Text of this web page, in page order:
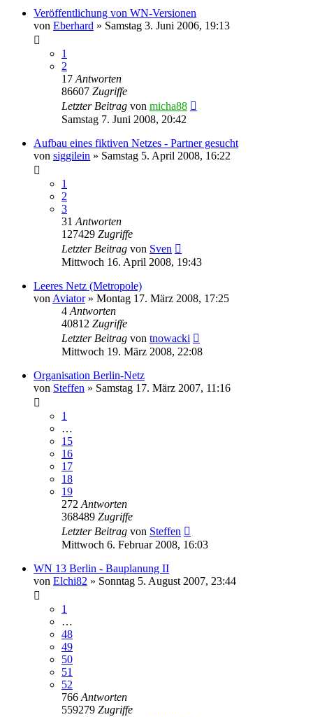
Veröffentlichung von WN-Versionen
von Eberhard » Samstag 3. Juni 2006, 19:13
1
2
17 Antworten
86607 Zugriffe
Letzter Beitrag von micha88
Samstag 7. Juni 2008, 20:42
Aufbau eines fiktiven Netzes - Partner gesucht
von siggilein » Samstag 5. April 2008, 16:22
1
2
3
31 Antworten
127429 Zugriffe
Letzter Beitrag von Sven
Mittwoch 16. April 2008, 19:43
Leeres Netz (Metropole)
von Aviator» Montag 17. März 2008, 17:25
4 Antworten
40812 Zugriffe
Letzter Beitrag von tnowacki
Mittwoch 19. März 2008, 22:08
Organisation Berlin-Netz
von Steffen » Samstag 17. März 2007, 11:16
1
…
15
16
17
18
19
272 Antworten
368489 Zugriffe
Letzter Beitrag von Steffen
Mittwoch 6. Februar 2008, 16:03
WN 13 Berlin - Bauplanung II
von Elchi82 » Sonntag 5. August 2007, 23:44
1
…
48
49
50
51
52
766 Antworten
559279 Zugriffe